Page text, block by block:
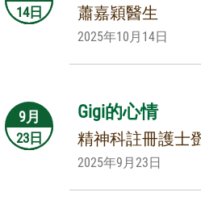
14日
蕭嘉穎醫生
2025年10月14日
9月
23日
Gigi的心情
精神科註冊護士
2025年9月23日